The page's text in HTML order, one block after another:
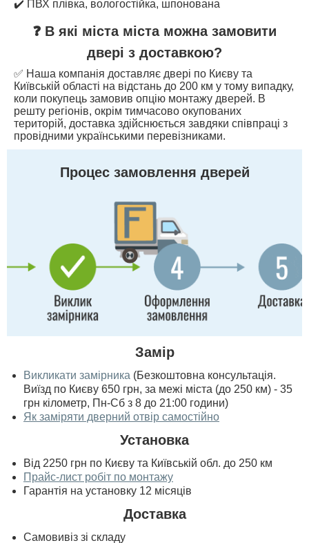
✔️ ПВХ плівка, вологостійка, шпонована
❓ В які міста міста можна замовити
двері з доставкою?
✅ Наша компанія доставляє двері по Києву та
Київській області на відстань до 200 км у тому випадку,
коли покупець замовив опцію монтажу дверей. В
решту регіонів, окрім тимчасово окупованих
територій, доставка здійснюється завдяки співпраці з
провідними українськими перевізниками.
Процес замовлення дверей
Замір
Викликати замірника (Безкоштовна консультація.
Виїзд по Києву 650 грн, за межі міста (до 250 км) - 35
грн кілометр, Пн-Сб з 8 до 21:00 години)
Як заміряти дверний отвір самостійно
Установка
Від 2250 грн по Києву та Київській обл. до 250 км
Прайс-лист робіт по монтажу
Гарантія на установку 12 місяців
Доставка
Самовивіз зі складу